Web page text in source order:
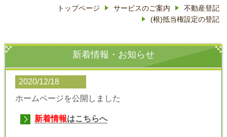
トップページ サービスのご案内
不動産登記
(根)抵当権設定の登記
新着情報・お知らせ
2020/12/18
ホームページを公開しました
新着情報はこちらへ